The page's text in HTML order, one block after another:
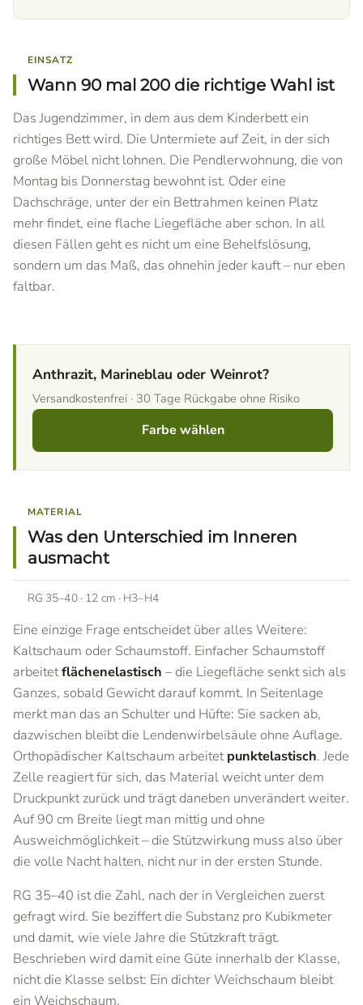
EINSATZ
Wann 90 mal 200 die richtige Wahl ist
Das Jugendzimmer, in dem aus dem Kinderbett ein
richtiges Bett wird. Die Untermiete auf Zeit, in der sich
große Möbel nicht lohnen. Die Pendlerwohnung, die von
Montag bis Donnerstag bewohnt ist. Oder eine
Dachschräge, unter der ein Bettrahmen keinen Platz
mehr findet, eine flache Liegefläche aber schon. In all
diesen Fällen geht es nicht um eine Behelfslösung,
sondern um das Maß, das ohnehin jeder kauft – nur eben
faltbar.
Anthrazit, Marineblau oder Weinrot?
Versandkostenfrei · 30 Tage Rückgabe ohne Risiko
Farbe wählen
MATERIAL
Was den Unterschied im Inneren
ausmacht
RG 35–40 · 12 cm · H3–H4
Eine einzige Frage entscheidet über alles Weitere:
Kaltschaum oder Schaumstoff. Einfacher Schaumstoff
arbeitetflächenelastisch – die Liegefläche senkt sich als
Ganzes, sobald Gewicht darauf kommt. In Seitenlage
merkt man das an Schulter und Hüfte: Sie sacken ab,
dazwischen bleibt die Lendenwirbelsäule ohne Auflage.
Orthopädischer Kaltschaum arbeitetpunktelastisch. Jede
Zelle reagiert für sich, das Material weicht unter dem
Druckpunkt zurück und trägt daneben unverändert weiter.
Auf 90 cm Breite liegt man mittig und ohne
Ausweichmöglichkeit – die Stützwirkung muss also über
die volle Nacht halten, nicht nur in der ersten Stunde.
RG 35–40 ist die Zahl, nach der in Vergleichen zuerst
gefragt wird. Sie beziffert die Substanz pro Kubikmeter
und damit, wie viele Jahre die Stützkraft trägt.
Beschrieben wird damit eine Güte innerhalb der Klasse,
nicht die Klasse selbst: Ein dichter Weichschaum bleibt
ein Weichschaum.